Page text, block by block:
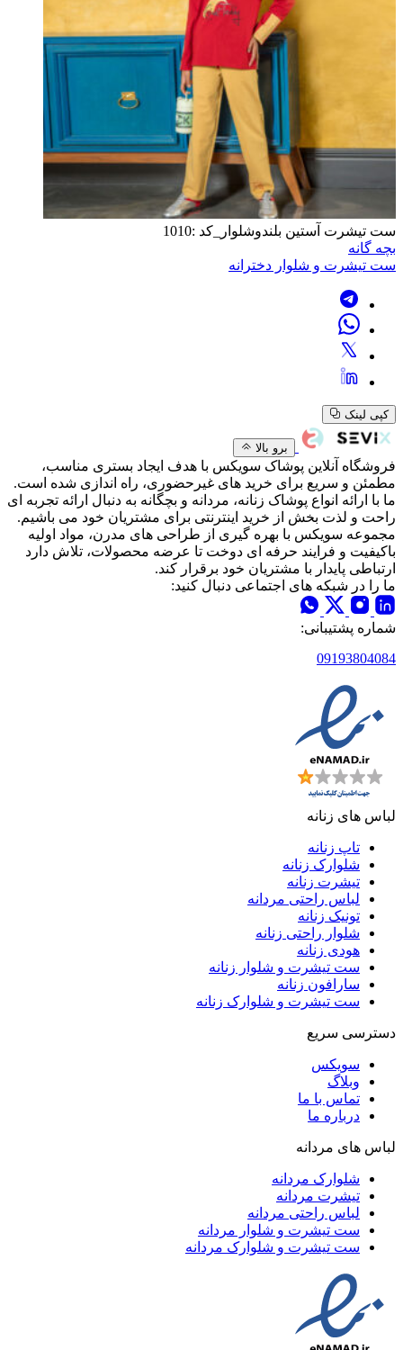
ست تیشرت آستین بلندوشلوار_کد :1010
بچه گانه
ست تیشرت و شلوار دخترانه
کپی لینک
برو بالا
فروشگاه آنلاین پوشاک سویکس با هدف ایجاد بستری مناسب،
مطمئن و سریع برای خرید های غیرحضوری، راه اندازی شده است.
ما با ارائه انواع پوشاک زنانه، مردانه و بچگانه به دنبال ارائه تجربه ای
راحت و لذت بخش از خرید اینترنتی برای مشتریان خود می باشیم.
مجموعه سویکس با بهره گیری از طراحی های مدرن، مواد اولیه
باکیفیت و فرایند حرفه ای دوخت تا عرضه محصولات، تلاش دارد
ارتباطی پایدار با مشتریان خود برقرار کند.
ما را در شبکه های اجتماعی دنبال کنید:
شماره پشتیبانی:
09193804084
لباس های زنانه
تاپ زنانه
شلوارک زنانه
تیشرت زنانه
لباس راحتی مردانه
تونیک زنانه
شلوار راحتی زنانه
هودی زنانه
ست تیشرت و شلوار زنانه
سارافون زنانه
ست تیشرت و شلوارک زنانه
دسترسی سریع
سویکس
وبلاگ
تماس با ما
درباره ما
لباس های مردانه
شلوارک مردانه
تیشرت مردانه
لباس راحتی مردانه
ست تیشرت و شلوار مردانه
ست تیشرت و شلوارک مردانه